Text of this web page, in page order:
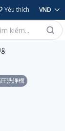
Yêu thích VND
洗浄機